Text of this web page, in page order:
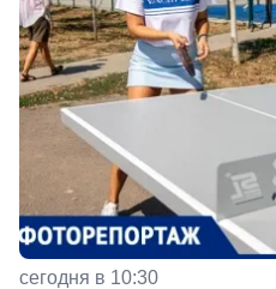
сегодня в 10:30